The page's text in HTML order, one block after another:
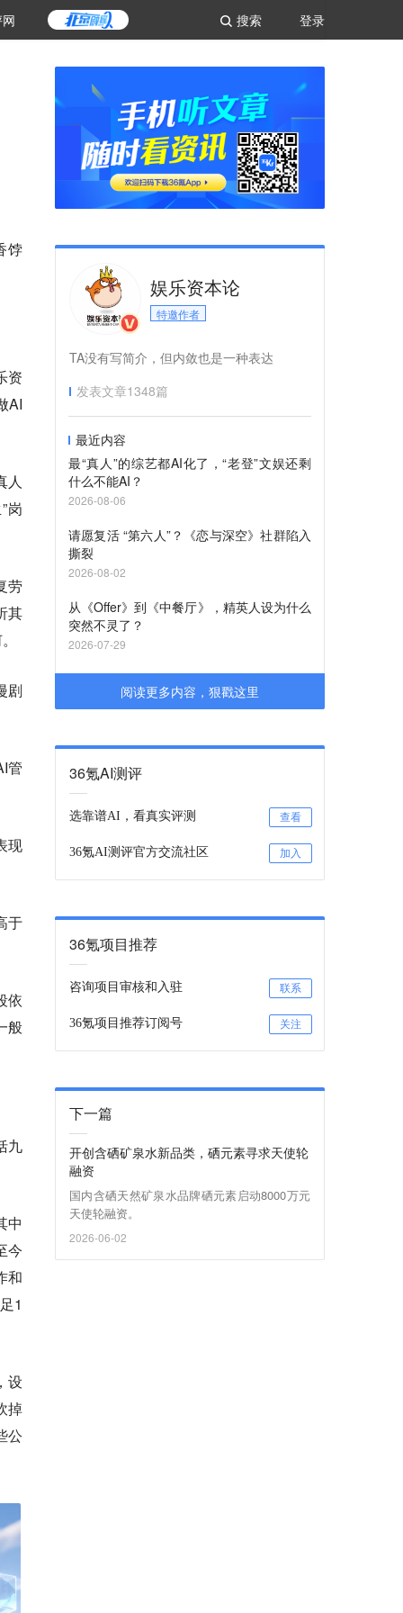
登录
搜索
饽
资
AI
人
岗
劳
其
剧
管
现
于
依
般
九
中
今
和
1
设
掉
公
娱乐资本论
特邀作者
TA没有写简介，但内敛也是一种表达
发表文章1348篇
最近内容
最“真人”的综艺都AI化了，“老登”文娱还剩
什么不能AI？
2026-08-06
请愿复活 “第六人”？《恋与深空》社群陷入
撕裂
2026-08-02
从《Offer》到《中餐厅》，精英人设为什么
突然不灵了？
2026-07-29
阅读更多内容，狠戳这里
36氪AI测评
选靠谱AI，看真实评测 查看
36氪AI测评官方交流社区 加入
36氪项目推荐
咨询项目审核和入驻 联系
36氪项目推荐订阅号 关注
下一篇
开创含硒矿泉水新品类，硒元素寻求天使轮
融资
国内含硒天然矿泉水品牌硒元素启动8000万元
天使轮融资。
2026-06-02